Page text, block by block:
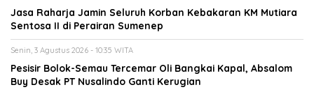
Jasa Raharja Jamin Seluruh Korban Kebakaran KM Mutiara
Sentosa II di Perairan Sumenep
Senin, 3 Agustus 2026 - 10:35 WITA
Pesisir Bolok-Semau Tercemar Oli Bangkai Kapal, Absalom
Buy Desak PT Nusalindo Ganti Kerugian